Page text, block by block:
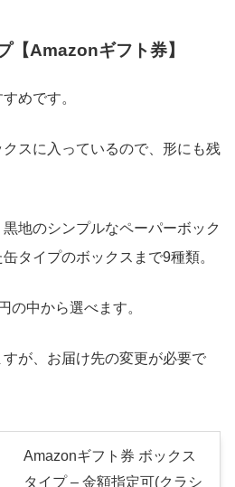
【Amazonギフト券】
めです。
スに入っているので、形にも残
地のシンプルなペーパーボック
タイプのボックスまで9種類。
の中から選べます。
が、お届け先の変更が必要で
Amazonギフト券 ボックス
タイプ – 金額指定可(クラシ